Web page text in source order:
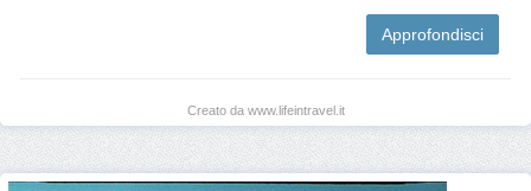
Approfondisci
Creato da www.lifeintravel.it